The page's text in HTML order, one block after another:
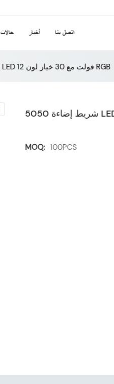
حالات أخبار اتصل بنا
5050 شريط إضاءة LED 12 فولت مع 30 خيار لون RGB
MOQ: 100PCS